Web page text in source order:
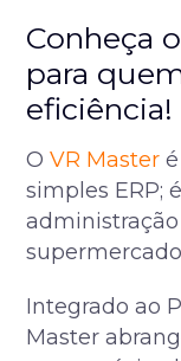
Conheça
para
eficiência!
O VR Master
simples ERP;
Integrado ao
Master